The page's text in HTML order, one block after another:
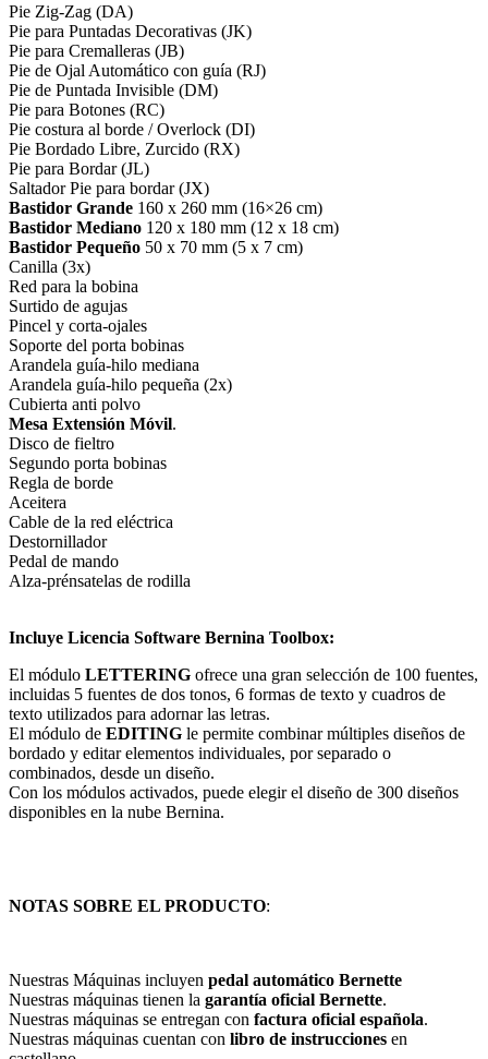
Pie Zig-Zag (DA)
Pie para Puntadas Decorativas (JK)
Pie para Cremalleras (JB)
Pie de Ojal Automático con guía (RJ)
Pie de Puntada Invisible (DM)
Pie para Botones (RC)
Pie costura al borde / Overlock (DI)
Pie Bordado Libre, Zurcido (RX)
Pie para Bordar (JL)
Saltador Pie para bordar (JX)
Bastidor Grande 160 x 260 mm (16×26 cm)
Bastidor Mediano 120 x 180 mm (12 x 18 cm)
Bastidor Pequeño 50 x 70 mm (5 x 7 cm)
Canilla (3x)
Red para la bobina
Surtido de agujas
Pincel y corta-ojales
Soporte del porta bobinas
Arandela guía-hilo mediana
Arandela guía-hilo pequeña (2x)
Cubierta anti polvo
Mesa Extensión Móvil.
Disco de fieltro
Segundo porta bobinas
Regla de borde
Aceitera
Cable de la red eléctrica
Destornillador
Pedal de mando
Alza-prénsatelas de rodilla
Incluye Licencia Software Bernina Toolbox:
El módulo LETTERING ofrece una gran selección de 100 fuentes,
incluidas 5 fuentes de dos tonos, 6 formas de texto y cuadros de
texto utilizados para adornar las letras.
El módulo de EDITING le permite combinar múltiples diseños de
bordado y editar elementos individuales, por separado o
combinados, desde un diseño.
Con los módulos activados, puede elegir el diseño de 300 diseños
disponibles en la nube Bernina.
NOTAS SOBRE EL PRODUCTO:
Nuestras Máquinas incluyen pedal automático Bernette
Nuestras máquinas tienen la garantía oficial Bernette.
Nuestras máquinas se entregan con factura oficial española.
Nuestras máquinas cuentan con libro de instrucciones en